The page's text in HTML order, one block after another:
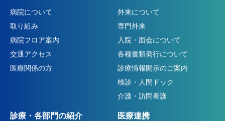
病院について
取り組み
病院フロア案内
交通アクセス
医療関係の方
外来について
専門外来
入院・面会について
各種書類発行について
診療情報開示のご案内
検診・人間ドック
介護・訪問看護
診療・各部門の紹介 医療連携